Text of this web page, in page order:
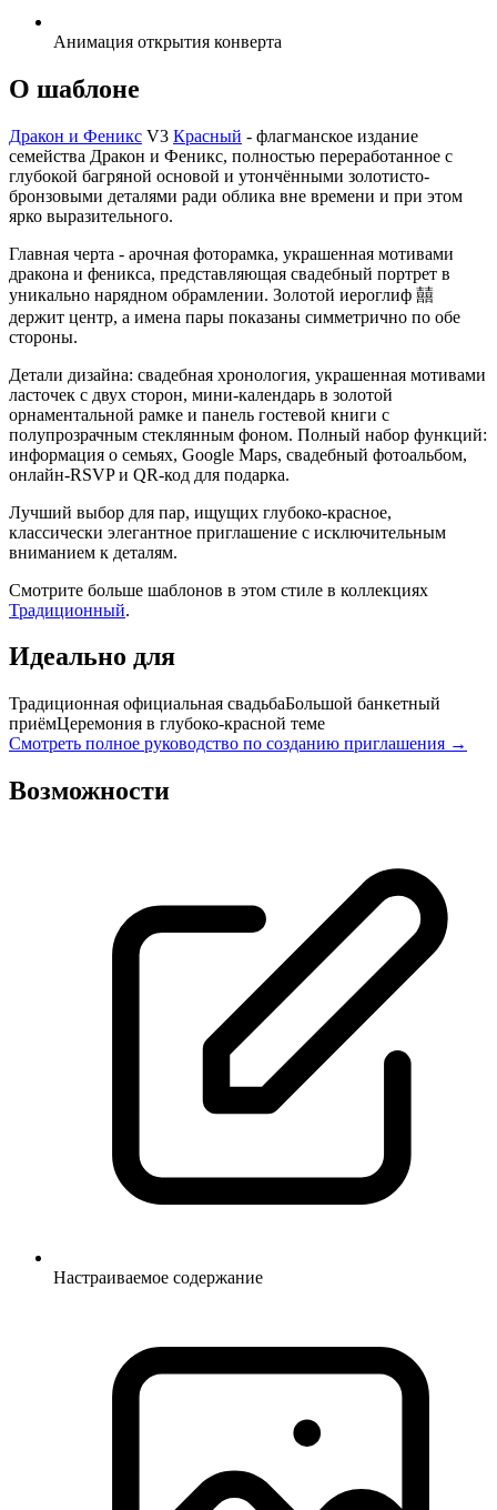
Анимация открытия конверта
О шаблоне
Дракон и Феникс V3 Красный - флагманское издание
семейства Дракон и Феникс, полностью переработанное с
глубокой багряной основой и утончёнными золотисто-
бронзовыми деталями ради облика вне времени и при этом
ярко выразительного.
Главная черта - арочная фоторамка, украшенная мотивами
дракона и феникса, представляющая свадебный портрет в
уникально нарядном обрамлении. Золотой иероглиф 囍
держит центр, а имена пары показаны симметрично по обе
стороны.
Детали дизайна: свадебная хронология, украшенная мотивами
ласточек с двух сторон, мини-календарь в золотой
орнаментальной рамке и панель гостевой книги с
полупрозрачным стеклянным фоном. Полный набор функций:
информация о семьях, Google Maps, свадебный фотоальбом,
онлайн-RSVP и QR-код для подарка.
Лучший выбор для пар, ищущих глубоко-красное,
классически элегантное приглашение с исключительным
вниманием к деталям.
Смотрите больше шаблонов в этом стиле в коллекциях
Традиционный.
Идеально для
Традиционная официальная свадьбаБольшой банкетный
приёмЦеремония в глубоко-красной теме
Смотреть полное руководство по созданию приглашения →
Возможности
Настраиваемое содержание